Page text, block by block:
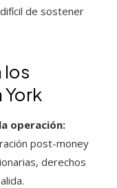
de sostener
los
York
operación:
post-money
derechos